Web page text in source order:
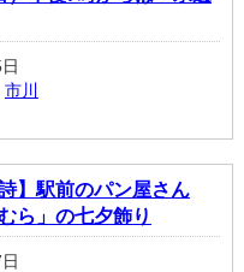
市川
】駅前のパン屋さん
ら」の七夕飾り